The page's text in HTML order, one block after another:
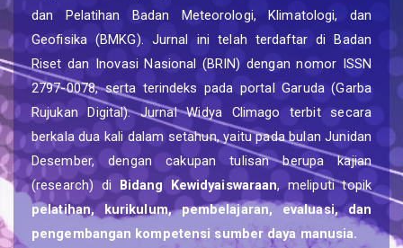
dan Pelatihan Badan Meteorologi, Klimatologi, dan
Geofisika (BMKG). Jurnal ini telah terdaftar di Badan
Riset dan Inovasi Nasional (BRIN) dengan nomor ISSN
2797-0078, serta terindeks pada portal Garuda (Garba
Rujukan Digital). Jurnal Widya Climago terbit secara
berkala dua kali dalam setahun, yaitu pada bulan Junidan
Desember, dengan cakupan tulisan berupa kajian
(research) di Bidang Kewidyaiswaraan, meliputi topik
pelatihan, kurikulum, pembelajaran, evaluasi, dan
pengembangan kompetensi sumber daya manusia.